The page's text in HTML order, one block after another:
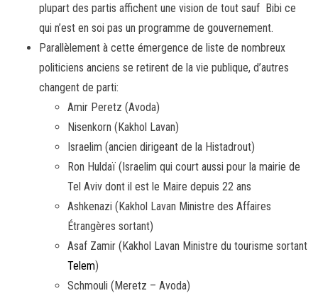
plupart des partis affichent une vision de tout sauf Bibi ce
qui n’est en soi pas un programme de gouvernement.
Parallèlement à cette émergence de liste de nombreux
politiciens anciens se retirent de la vie publique, d’autres
changent de parti:
Amir Peretz (Avoda)
Nisenkorn (Kakhol Lavan)
Israelim (ancien dirigeant de la Histadrout)
Ron Huldaï (Israelim qui court aussi pour la mairie de
Tel Aviv dont il est le Maire depuis 22 ans
Ashkenazi (Kakhol Lavan Ministre des Affaires
Étrangères sortant)
Asaf Zamir (Kakhol Lavan Ministre du tourisme sortant
Telem)
Schmouli (Meretz – Avoda)